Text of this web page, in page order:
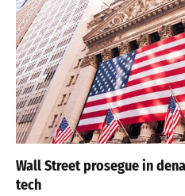
Wall Street prosegue in
tech